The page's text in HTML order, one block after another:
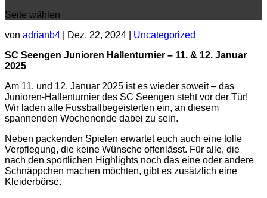
Seite wählen
von adrianb4 Dez. 22, 2024
Uncategorized
SC Seengen Junioren Hallenturnier – 11. & 12. Januar
2025
Am 11. und 12. Januar 2025 ist es wieder soweit – das
Junioren-Hallenturnier des SC Seengen steht vor der Tür!
Wir laden alle Fussballbegeisterten ein, an diesem
spannenden Wochenende dabei zu sein.
Neben packenden Spielen erwartet euch auch eine tolle
Verpflegung, die keine Wünsche offenlässt. Für alle, die
nach den sportlichen Highlights noch das eine oder andere
Schnäppchen machen möchten, gibt es zusätzlich eine
Kleiderbörse.